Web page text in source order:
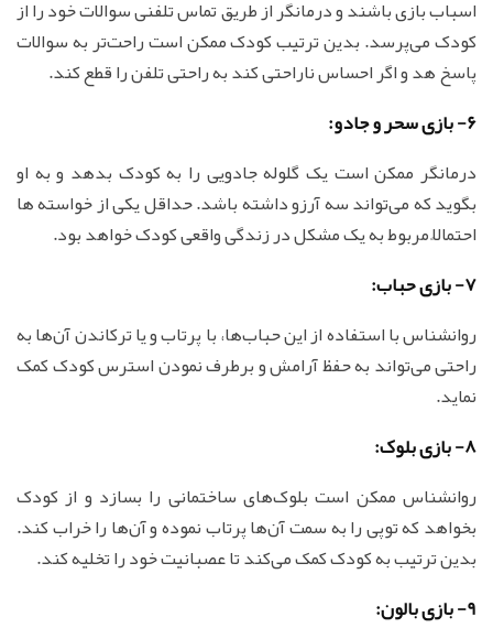
اسباب بازی باشند و درمانگر از طریق تماس تلفنی سوالات خود را از
کودک می‌پرسد. بدین ترتیب کودک ممکن است راحت‌تر به سوالات
پاسخ هد و اگر احساس ناراحتی کند به راحتی تلفن را قطع کند.
6- بازی سحر و جادو:
درمانگر ممکن است یک گلوله جادویی را به کودک بدهد و به او
بگوید که می‌تواند سه آرزو داشته باشد. حداقل یکی از خواسته ها
احتمالاً مربوط به یک مشکل در زندگی واقعی کودک خواهد بود.
7- بازی حباب:
روانشناس با استفاده از این حباب‌ها، با پرتاب و یا ترکاندن آن‌ها به
راحتی می‌تواند به حفظ آرامش و برطرف نمودن استرس کودک کمک
نماید.
8- بازی بلوک:
روانشناس ممکن است بلوک‌های ساختمانی را بسازد و از کودک
بخواهد که توپی را به سمت آن‌ها پرتاب نموده و آن‌ها را خراب کند.
بدین ترتیب به کودک کمک می‌کند تا عصبانیت خود را تخلیه کند.
9- بازی بالون: